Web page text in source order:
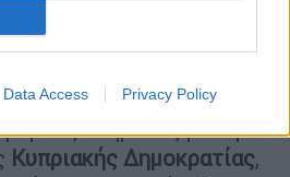
Data Access Privacy Policy
του
συνεργασία με
σχήματος με τη
Κυπριακής Δημοκρατίας,